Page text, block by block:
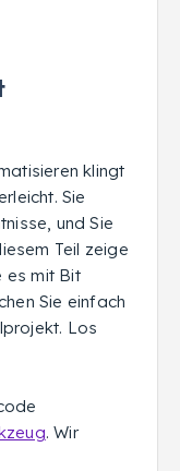
klingt
Sie
und Sie
Teil zeige
es mit Bit
Sie einfach
Los
. Wir